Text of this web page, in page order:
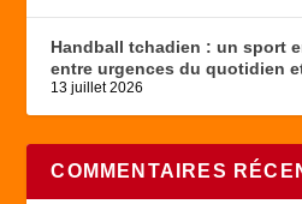
Handball tchadien : un sport
entre urgences du quotidien
13 juillet 2026
COMMENTAIRES